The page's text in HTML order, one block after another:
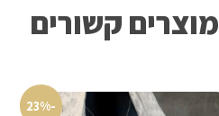
מוצרים קשורים
-23%